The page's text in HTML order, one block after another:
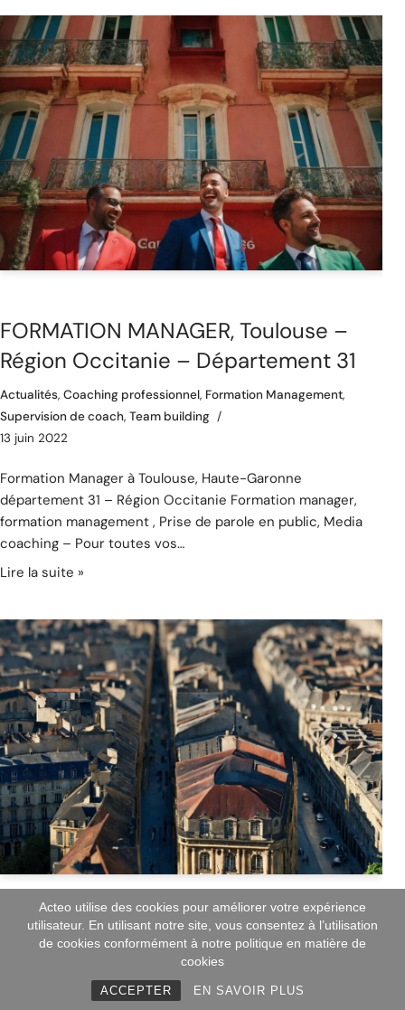
Acteo utilise des cookies pour améliorer votre expérience
utilisateur. En utilisant notre site, vous consentez à l’utilisation
de cookies conformément à notre politique en matière de
cookies
ACCEPTER EN SAVOIR PLUS
FORMATION MANAGER, Toulouse –
Région Occitanie – Département 31
Actualités, Coaching professionnel, Formation Management,
Supervision de coach, Team building
13 juin 2022
Formation Manager à Toulouse, Haute-Garonne
département 31 – Région Occitanie Formation manager,
formation management , Prise de parole en public, Media
coaching – Pour toutes vos…
Lire la suite »
COACHING MANAGEMENT
COMMERCIAL, Lyon – Région Rhône –
Département 69